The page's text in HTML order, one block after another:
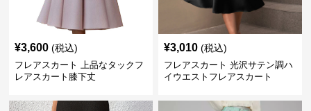
¥3,600 (税込)
フレアスカート 上品なタックフ
レアスカート膝下丈
¥3,010 (税込)
フレアスカート 光沢サテン調ハ
イウエストフレアスカート